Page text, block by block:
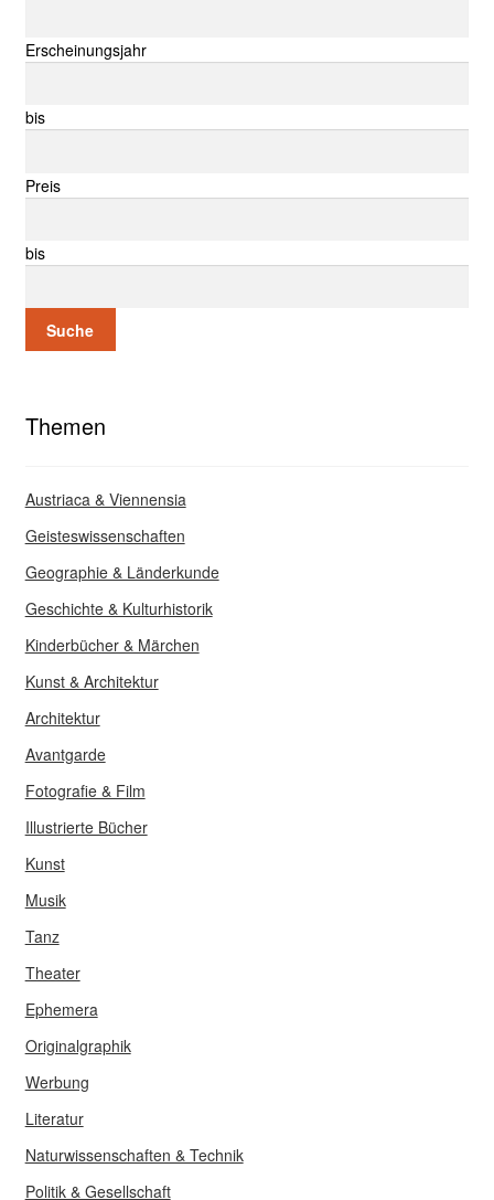
Erscheinungsjahr
bis
Preis
bis
Suche
Themen
Austriaca & Viennensia
Geisteswissenschaften
Geographie & Länderkunde
Geschichte & Kulturhistorik
Kinderbücher & Märchen
Kunst & Architektur
Architektur
Avantgarde
Fotografie & Film
Illustrierte Bücher
Kunst
Musik
Tanz
Theater
Ephemera
Originalgraphik
Werbung
Literatur
Naturwissenschaften & Technik
Politik & Gesellschaft